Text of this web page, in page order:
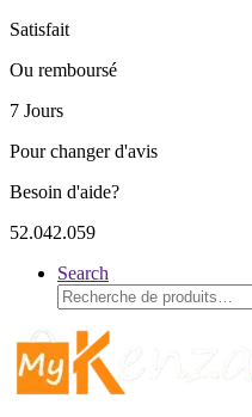
Satisfait
Ou remboursé
7 Jours
Pour changer d'avis
Besoin d'aide?
52.042.059
Search
Recherche
pour :